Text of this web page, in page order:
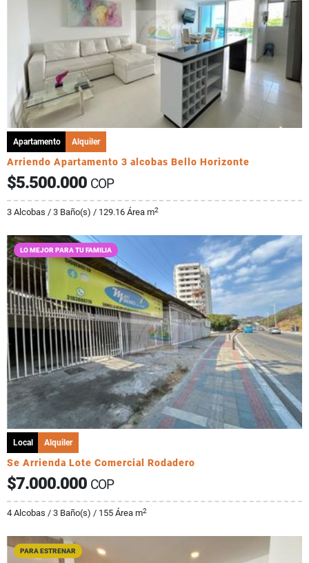
Apartamento Alquiler
Arriendo Apartamento 3 alcobas Bello Horizonte
$5.500.000 COP
3 Alcobas / 3 Baño(s) / 129.16 Área m2
LO MEJOR PARA TU FAMILIA
Local Alquiler
Se Arrienda Lote Comercial Rodadero
$7.000.000 COP
4 Alcobas / 3 Baño(s) / 155 Área m2
PARA ESTRENAR